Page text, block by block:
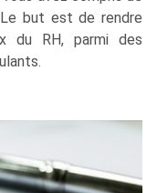
but est de rendre
du RH, parmi des